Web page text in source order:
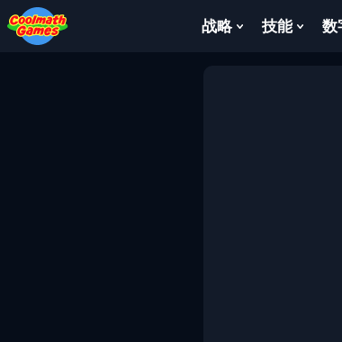
Skip
to
Top
Skip
to
Navigation
Skip
to
Main
Skip
to
Footer
战略 Show
技能 Show
数